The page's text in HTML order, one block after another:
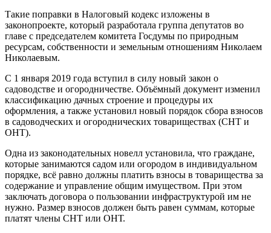
Такие поправки в Налоговый кодекс изложены в
законопроекте, который разработала группа депутатов во
главе с председателем комитета Госдумы по природным
ресурсам, собственности и земельным отношениям Николаем
Николаевым.
С 1 января 2019 года вступил в силу новый закон о
садоводстве и огородничестве. Объёмный документ изменил
классификацию дачных строение и процедуры их
оформления, а также установил новый порядок сбора взносов
в садоводческих и огороднических товариществах (СНТ и
ОНТ).
Одна из законодательных новелл установила, что граждане,
которые занимаются садом или огородом в индивидуальном
порядке, всё равно должны платить взносы в товарищества за
содержание и управление общим имуществом. При этом
заключать договора о пользовании инфраструктурой им не
нужно. Размер взносов должен быть равен суммам, которые
платят члены СНТ или ОНТ.